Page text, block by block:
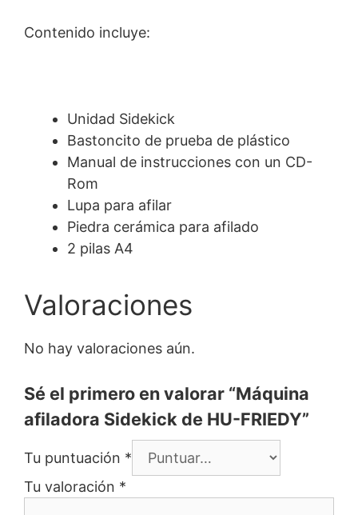
Contenido incluye:
Unidad Sidekick
Bastoncito de prueba de plástico
Manual de instrucciones con un CD-
Rom
Lupa para afilar
Piedra cerámica para afilado
2 pilas A4
Valoraciones
No hay valoraciones aún.
Sé el primero en valorar “Máquina
afiladora Sidekick de HU-FRIEDY”
Tu puntuación *
Tu valoración *